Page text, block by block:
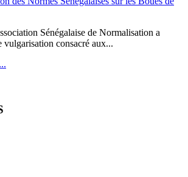
Sénégalaise de Normalisation a
vulgarisation consacré aux...